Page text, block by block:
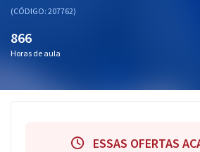
(CÓDIGO: 207762)
866
Horas de aula
ESSAS OFERTAS